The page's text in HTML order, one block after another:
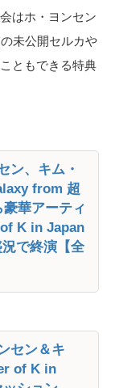
はホ・ヨンセン
未公開セルカや
ともできる特典
ン、キム・
from 超
華アーティ
K in Japan
で終演【全
セン＆キ
of K in